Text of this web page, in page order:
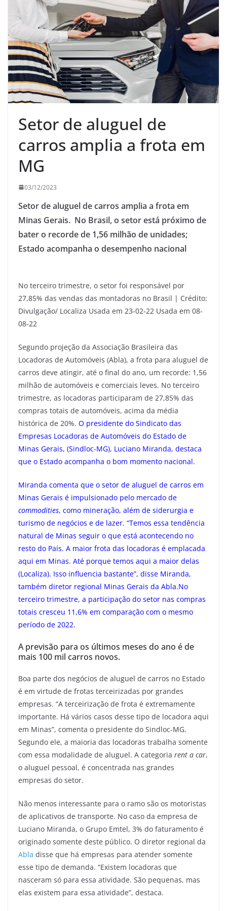
Setor de aluguel de
carros amplia a frota em
MG
03/12/2023
Setor de aluguel de carros amplia a frota em
Minas Gerais. No Brasil, o setor está próximo de
bater o recorde de 1,56 milhão de unidades;
Estado acompanha o desempenho nacional
No terceiro trimestre, o setor foi responsável por
27,85% das vendas das montadoras no Brasil | Crédito:
Divulgação/ Localiza Usada em 23-02-22 Usada em 08-
08-22
Segundo projeção da Associação Brasileira das
Locadoras de Automóveis (Abla), a frota para aluguel de
carros deve atingir, até o final do ano, um recorde: 1,56
milhão de automóveis e comerciais leves. No terceiro
trimestre, as locadoras participaram de 27,85% das
compras totais de automóveis, acima da média
histórica de 20%. O presidente do Sindicato das
Empresas Locadoras de Automóveis do Estado de
Minas Gerais, (Sindloc-MG), Luciano Miranda, destaca
que o Estado acompanha o bom momento nacional.
Miranda comenta que o setor de aluguel de carros em
Minas Gerais é impulsionado pelo mercado de
commodities, como mineração, além de siderurgia e
turismo de negócios e de lazer. “Temos essa tendência
natural de Minas seguir o que está acontecendo no
resto do País. A maior frota das locadoras é emplacada
aqui em Minas. Até porque temos aqui a maior delas
(Localiza). Isso influencia bastante”, disse Miranda,
também diretor regional Minas Gerais da Abla.No
terceiro trimestre, a participação do setor nas compras
totais cresceu 11,6% em comparação com o mesmo
período de 2022.
A previsão para os últimos meses do ano é de
mais 100 mil carros novos.
Boa parte dos negócios de aluguel de carros no Estado
é em virtude de frotas terceirizadas por grandes
empresas. “A terceirização de frota é extremamente
importante. Há vários casos desse tipo de locadora aqui
em Minas”, comenta o presidente do Sindloc-MG.
Segundo ele, a maioria das locadoras trabalha somente
com essa modalidade de aluguel. A categoria rent a car,
o aluguel pessoal, é concentrada nas grandes
empresas do setor.
Não menos interessante para o ramo são os motoristas
de aplicativos de transporte. No caso da empresa de
Luciano Miranda, o Grupo Emtel, 3% do faturamento é
originado somente deste público. O diretor regional da
Abla disse que há empresas para atender somente
esse tipo de demanda. “Existem locadoras que
nasceram só para essa atividade. São pequenas, mas
elas existem para essa atividade”, destaca.